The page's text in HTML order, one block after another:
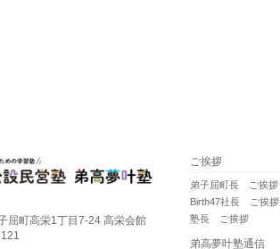
屈町高栄1丁目7-24 高栄会館
ご挨拶
弟子屈町長 ご挨拶
Birth47社長 ご挨拶
塾長 ご挨拶
弟高夢叶塾通信